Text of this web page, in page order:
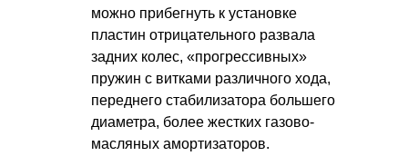
можно прибегнуть к установке
пластин отрицательного развала
задних колес, «прогрессивных»
пружин с витками различного хода,
переднего стабилизатора большего
диаметра, более жестких газово-
масляных амортизаторов.